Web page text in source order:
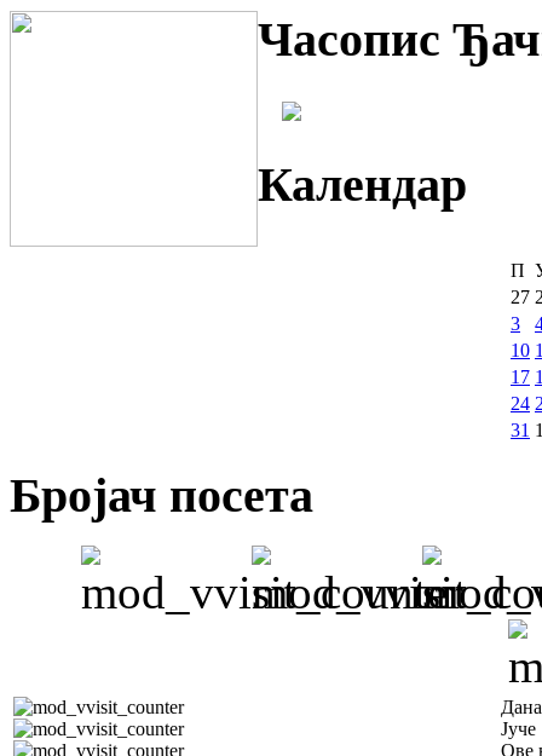
Часопис
Календар
П
27
3
10
17
24
31
Бројач посета
Јуче
Ове